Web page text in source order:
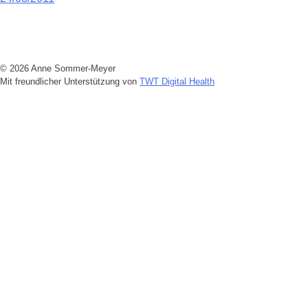
© 2026 Anne Sommer-Meyer
Mit freundlicher Unterstützung von TWT Digital Health